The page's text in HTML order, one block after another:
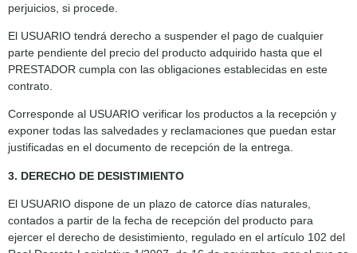
perjuicios, si procede.
El USUARIO tendrá derecho a suspender el pago de cualquier
parte pendiente del precio del producto adquirido hasta que el
PRESTADOR cumpla con las obligaciones establecidas en este
contrato.
Corresponde al USUARIO verificar los productos a la recepción y
exponer todas las salvedades y reclamaciones que puedan estar
justificadas en el documento de recepción de la entrega.
3. DERECHO DE DESISTIMIENTO
El USUARIO dispone de un plazo de catorce días naturales,
contados a partir de la fecha de recepción del producto para
ejercer el derecho de desistimiento, regulado en el artículo 102 del